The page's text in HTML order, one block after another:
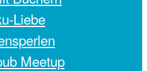
Liebe
Meetup